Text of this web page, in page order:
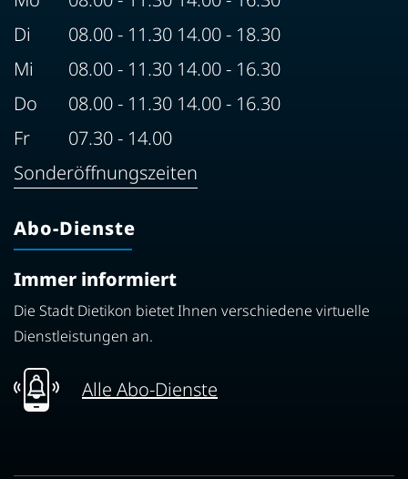
Di
08.00 - 11.30 14.00 - 18.30
Mi
08.00 - 11.30 14.00 - 16.30
Do
08.00 - 11.30 14.00 - 16.30
Fr
07.30 - 14.00
Sonderöffnungszeiten
Abo-Dienste
Immer informiert
Die Stadt Dietikon bietet Ihnen verschiedene virtuelle
Dienstleistungen an.
Alle Abo-Dienste